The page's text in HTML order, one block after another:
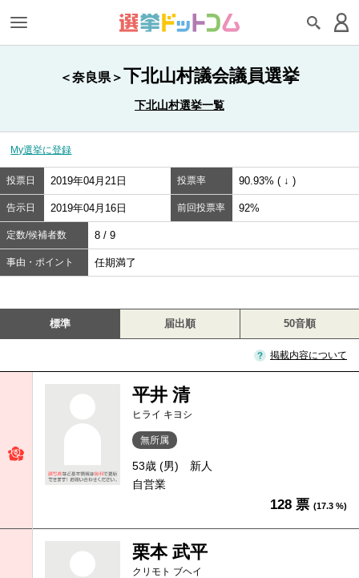
＜奈良県＞下北山村議会議員選挙
下北山村選挙一覧
My選挙に登録
投票日 2019年04月21日 投票率 90.93% ( ↓ )
告示日 2019年04月16日 前回投票率 92%
定数/候補者数 8 / 9
事由・ポイント 任期満了
標準 届出順 50音順
掲載内容について
平井 清
ヒライ キヨシ
無所属
53歳 (男)
新人
自営業
128 票 (17.3 %)
栗本 武平
クリモト ブヘイ